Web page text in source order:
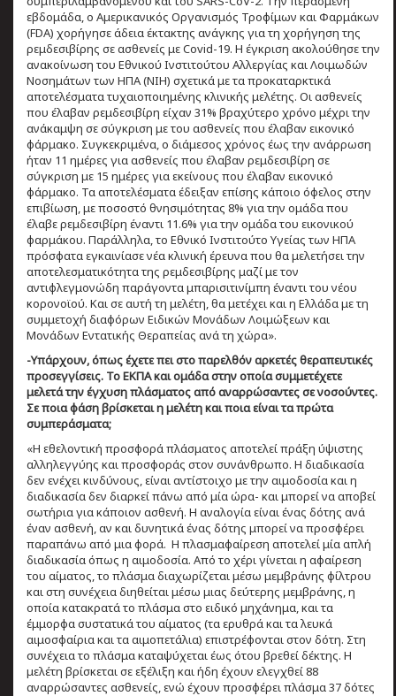
εβδομάδα, ο Αμερικανικός Οργανισμός Τροφίμων και Φαρμάκων
(FDA) χορήγησε άδεια έκτακτης ανάγκης για τη χορήγηση της
ρεμδεσιβίρης σε ασθενείς με Covid-19. Η έγκριση ακολούθησε την
ανακοίνωση του Εθνικού Ινστιτούτου Αλλεργίας και Λοιμωδών
Νοσημάτων των ΗΠΑ (NIH) σχετικά με τα προκαταρκτικά
αποτελέσματα τυχαιοποιημένης κλινικής μελέτης. Οι ασθενείς
που έλαβαν ρεμδεσιβίρη είχαν 31% βραχύτερο χρόνο μέχρι την
ανάκαμψη σε σύγκριση με του ασθενείς που έλαβαν εικονικό
φάρμακο. Συγκεκριμένα, ο διάμεσος χρόνος έως την ανάρρωση
ήταν 11 ημέρες για ασθενείς που έλαβαν ρεμδεσιβίρη σε
σύγκριση με 15 ημέρες για εκείνους που έλαβαν εικονικό
φάρμακο. Τα αποτελέσματα έδειξαν επίσης κάποιο όφελος στην
επιβίωση, με ποσοστό θνησιμότητας 8% για την ομάδα που
έλαβε ρεμδεσιβίρη έναντι 11.6% για την ομάδα του εικονικού
φαρμάκου. Παράλληλα, το Εθνικό Ινστιτούτο Υγείας των ΗΠΑ
πρόσφατα εγκαινίασε νέα κλινική έρευνα που θα μελετήσει την
αποτελεσματικότητα της ρεμδεσιβίρης μαζί με τον
αντιφλεγμονώδη παράγοντα μπαρισιτινίμπη έναντι του νέου
κορονοϊού. Και σε αυτή τη μελέτη, θα μετέχει και η Ελλάδα με τη
συμμετοχή διαφόρων Ειδικών Μονάδων Λοιμώξεων και
Μονάδων Εντατικής Θεραπείας ανά τη χώρα».
-Υπάρχουν, όπως έχετε πει στο παρελθόν αρκετές θεραπευτικές
προσεγγίσεις. Το ΕΚΠΑ και ομάδα στην οποία συμμετέχετε
μελετά την έγχυση πλάσματος από αναρρώσαντες σε νοσούντες.
Σε ποια φάση βρίσκεται η μελέτη και ποια είναι τα πρώτα
συμπεράσματα;
«Η εθελοντική προσφορά πλάσματος αποτελεί πράξη ύψιστης
αλληλεγγύης και προσφοράς στον συνάνθρωπο. Η διαδικασία
δεν ενέχει κινδύνους, είναι αντίστοιχο με την αιμοδοσία και η
διαδικασία δεν διαρκεί πάνω από μία ώρα- και μπορεί να αποβεί
σωτήρια για κάποιον ασθενή. Η αναλογία είναι ένας δότης ανά
έναν ασθενή, αν και δυνητικά ένας δότης μπορεί να προσφέρει
παραπάνω από μια φορά. Η πλασμαφαίρεση αποτελεί μία απλή
διαδικασία όπως η αιμοδοσία. Από το χέρι γίνεται η αφαίρεση
του αίματος, το πλάσμα διαχωρίζεται μέσω μεμβράνης φίλτρου
και στη συνέχεια διηθείται μέσω μιας δεύτερης μεμβράνης, η
οποία κατακρατά το πλάσμα στο ειδικό μηχάνημα, και τα
έμμορφα συστατικά του αίματος (τα ερυθρά και τα λευκά
αιμοσφαίρια και τα αιμοπετάλια) επιστρέφονται στον δότη. Στη
συνέχεια το πλάσμα καταψύχεται έως ότου βρεθεί δέκτης. Η
μελέτη βρίσκεται σε εξέλιξη και ήδη έχουν ελεγχθεί 88
αναρρώσαντες ασθενείς, ενώ έχουν προσφέρει πλάσμα 37 δότες